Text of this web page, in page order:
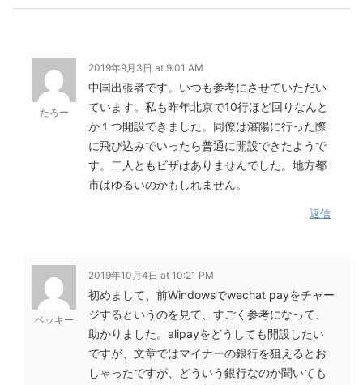
たろー
2019年9月3日 at 9:01 AM
中国出張者です。いつも参考にさせていただい
ています。私も昨年北京で10行ほど回りなんと
か１つ開設できました。同僚は瀋陽に行った際
に飛び込みでいったら普通に開設できたようで
す。二人ともビザはありませんでした。地方都
市はゆるいのかもしれません。
返信
ベッキー
2019年10月4日 at 10:21 PM
初めまして、前Windowsでwechat payをチャー
ジするというのを見て、すごく参考になって、
助かりました。alipayをどうしても開設したい
ですが、文章ではマイナーの銀行を狙えるとお
しゃったですが、どういう銀行なのか聞いても